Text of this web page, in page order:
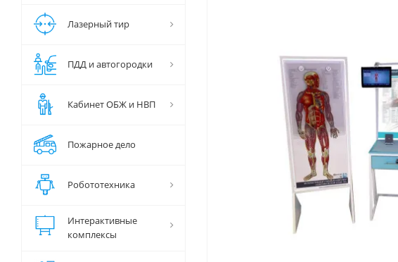
Лазерный тир
ПДД и автогородки
Кабинет ОБЖ и НВП
Пожарное дело
Робототехника
Интерактивные
комплексы